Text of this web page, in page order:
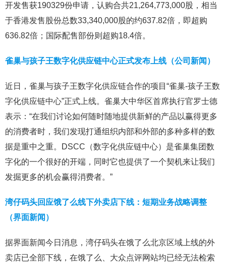
开发售获190329份申请，认购合共21,264,773,000股，相当
于香港发售股份总数33,340,000股的约637.82倍，即超购
636.82倍；国际配售部份则超购18.4倍。
雀巢与孩子王数字化供应链中心正式发布上线（公司新闻）
近日，雀巢与孩子王数字化供应链合作的项目“雀巢-孩子王数
字化供应链中心”正式上线。雀巢大中华区首席执行官罗士德
表示：“在我们讨论如何随时随地提供新鲜的产品以赢得更多
的消费者时，我们发现打通组织内部和外部的多种多样的数
据是重中之重。DSCC（数字化供应链中心）是雀巢集团数
字化的一个很好的开端，同时它也提供了一个契机来让我们
发掘更多的机会赢得消费者。”
湾仔码头回应饿了么线下外卖店下线：短期业务战略调整
（界面新闻）
据界面新闻今日消息，湾仔码头在饿了么北京区域上线的外
卖店已全部下线，在饿了么、大众点评网站均已经无法检索